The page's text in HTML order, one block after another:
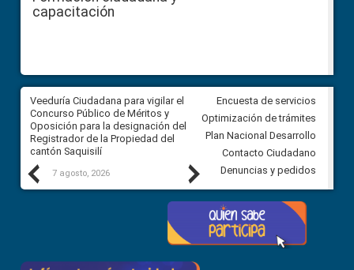
capacitación
Previous
Veeduría Ciudadana para vigilar el
Concurso Público de Méritos y
Oposición para la designación del
Registrador de la Propiedad del
cantón Saquisilí
7 agosto, 2026
Veeduría Ciudadana para
construcción del asfaltado de
Ballenita del cantón Santa
7 agosto, 2026
Next
Encuesta de servicios
Optimización de trámites
Plan Nacional Desarrollo
Contacto Ciudadano
Denuncias y pedidos